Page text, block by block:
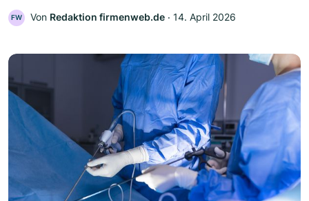
FW Von Redaktion firmenweb.de ‧ 14. April 2026